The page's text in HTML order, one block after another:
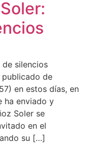
silencios
publicado de
en estos días, en
ha enviado y
Soler se
en el
su […]